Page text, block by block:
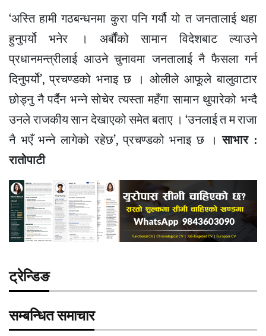
‘अस्ति हामी गठबन्धनमा कुरा पनि गर्यौ यो त जनतालाई थहा
हुनुपर्यो भनेर । अर्बौंको सामान विदेशबाट ल्याउने
प्रधानमन्त्रीलाई आउने चुनावमा जनतालाई नै फैसला गर्न
दिनुपर्यो’, प्रचण्डको भनाइ छ । ओलीले आफूले बालुवाटार
छोड्नु नै पर्दैन भन्ने सोचेर त्यस्ता महँगा सामान थुपारेको भन्दै
उनले राजकीय सान देखाएको समेत बताए । ‘उनलाई त म राजा
नै भएँ भन्ने लागेको रहेछ’, प्रचण्डको भनाइ छ ।साभार :
रातोपाटी
ट्रेन्डिङ
सम्बन्धित समाचार